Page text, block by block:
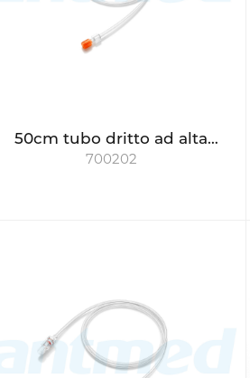
50cm tubo dritto ad alta
pressione
700202